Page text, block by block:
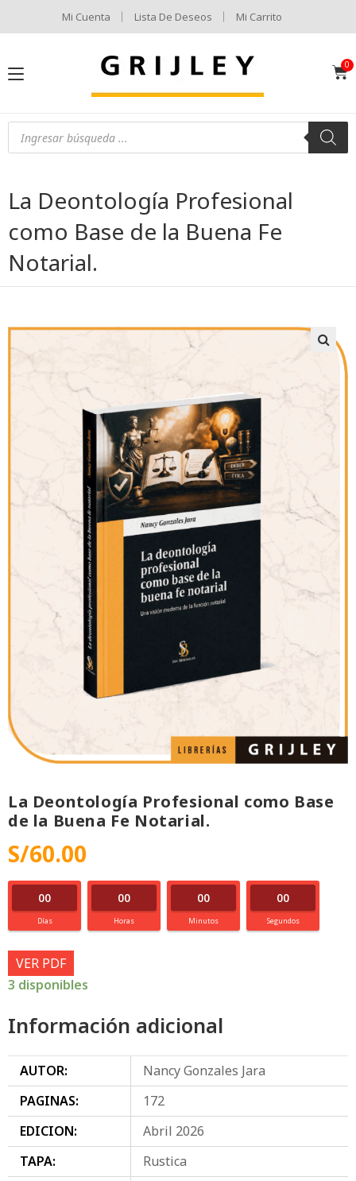
Mi Cuenta Lista De Deseos Mi Carrito
La Deontología Profesional
como Base de la Buena Fe
Notarial.
La Deontología Profesional como Base
de la Buena Fe Notarial.
S/60.00
00
Días
00
Horas
00
Minutos
00
Segundos
VER PDF
3 disponibles
Información adicional
AUTOR:
Nancy Gonzales Jara
PAGINAS:
172
EDICION:
Abril 2026
TAPA:
Rustica